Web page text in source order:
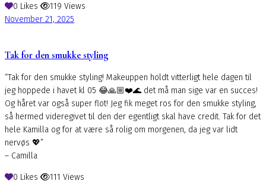
0 Likes 119 Views
November 21, 2025
Tak for den smukke styling
“Tak for den smukke styling! Makeuppen holdt vitterligt hele dagen til
jeg hoppede i havet kl 05 😂🙏🏼❤️🌊 det må man sige var en succes!
Og håret var også super flot! Jeg fik meget ros for den smukke styling,
så hermed videregivet til den der egentligt skal have credit. Tak for det
hele Kamilla og for at være så rolig om morgenen, da jeg var lidt
nervøs 💖”
– Camilla
0 Likes 111 Views